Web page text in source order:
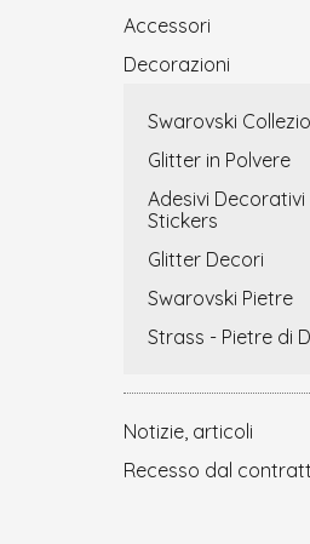
Accessori
Decorazioni
Swarovski
Glitter in Polvere
Adesivi
Stickers
Glitter Decori
Swarovski Pietre
Strass - Pietre di
Notizie, articoli
Recesso dal